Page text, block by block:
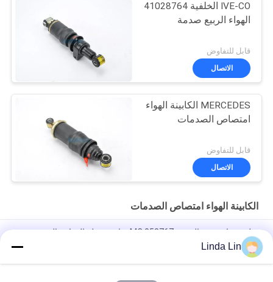
IVE-CO الخلفية 41028764
الهواء الربيع صدمة
قابل للتفاوض
الاتصال
MERCEDES الكابينة الهواء
امتصاص الصدمات
قابل للتفاوض
الاتصال
الكابينة الهواء امتصاص الصدمات
تعليق هوائي ربيع المصنع MC 053767 شاحنة ثقيلة الدوامة الصدمة
الهوائية لشركة ميتسوبيشي
2M2A Firestone Sleeve Type Air Bellow W02-M58-3019 محرك
Linda Lin